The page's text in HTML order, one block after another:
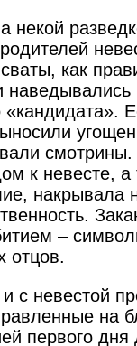
некой
как
к невесте,
накрывала
–
отцов.
с невестой
на
первого